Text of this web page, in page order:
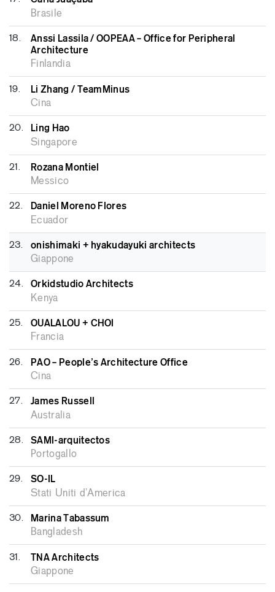
Brasile
18.
Anssi Lassila / OOPEAA – Office for Peripheral
Architecture
Finlandia
19. Li Zhang / TeamMinus
Cina
20. Ling Hao
Singapore
21. Rozana Montiel
Messico
22. Daniel Moreno Flores
Ecuador
23. onishimaki + hyakudayuki architects
Giappone
24. Orkidstudio Architects
Kenya
25. OUALALOU + CHOI
Francia
26. PAO – People’s Architecture Office
Cina
27. James Russell
Australia
28. SAMI-arquitectos
Portogallo
29. SO-IL
Stati Uniti d’America
30. Marina Tabassum
Bangladesh
31. TNA Architects
Giappone